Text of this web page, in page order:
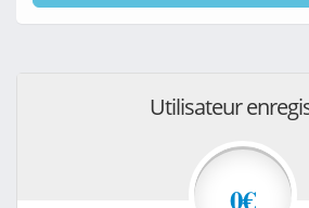
Utilisateur
0€